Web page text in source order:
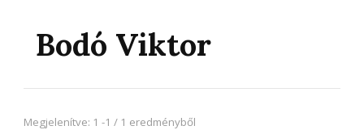
Bodó Viktor
Megjelenítve: 1 -1 / 1 eredményből